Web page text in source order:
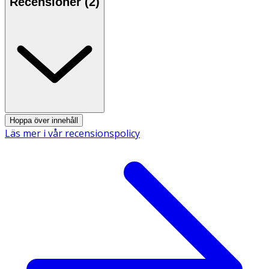
Hoppa över innehåll
Läs mer i vår recensionspolicy